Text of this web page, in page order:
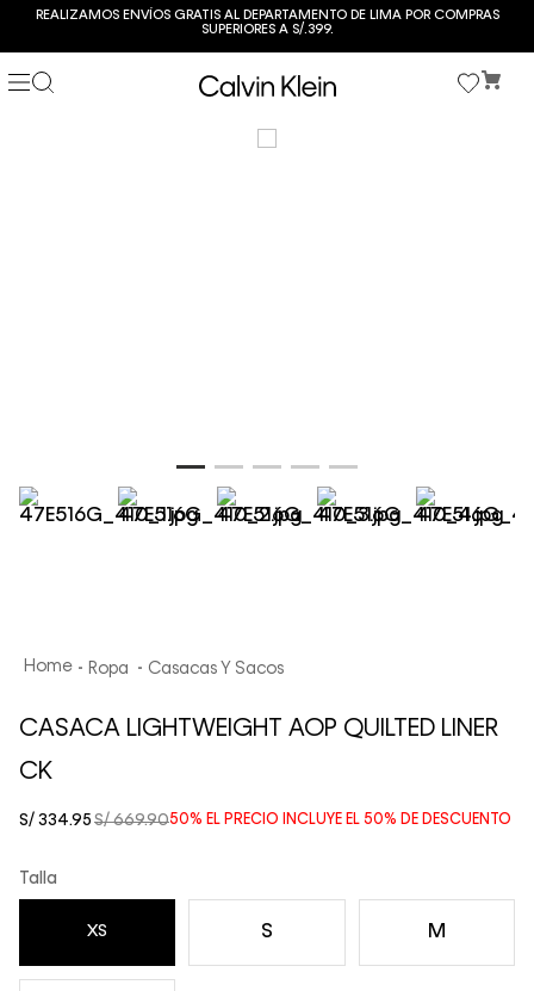
REALIZAMOS ENVÍOS GRATIS AL DEPARTAMENTO DE LIMA POR COMPRAS
SUPERIORES A S/.399.
Ropa Casacas Y Sacos
CASACA LIGHTWEIGHT AOP QUILTED LINER
CK
50% EL PRECIO INCLUYE EL 50% DE DESCUENTO
S/ 669.90
S/ 334.95
Talla
M
S
XS